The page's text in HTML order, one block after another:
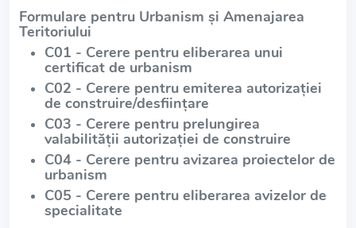
Formulare pentru Urbanism și Amenajarea
Teritoriului
C01 - Cerere pentru eliberarea unui
certificat de urbanism
C02 - Cerere pentru emiterea autorizației
de construire/desființare
C03 - Cerere pentru prelungirea
valabilității autorizației de construire
C04 - Cerere pentru avizarea proiectelor de
urbanism
C05 - Cerere pentru eliberarea avizelor de
specialitate